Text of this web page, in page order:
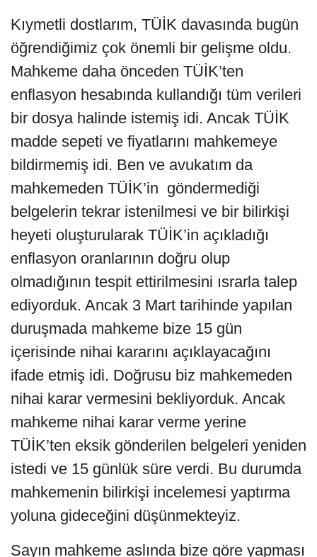
Kıymetli dostlarım, TÜİK davasında bugün
öğrendiğimiz çok önemli bir gelişme oldu.
Mahkeme daha önceden TÜİK’ten
enflasyon hesabında kullandığı tüm verileri
bir dosya halinde istemiş idi. Ancak TÜİK
madde sepeti ve fiyatlarını mahkemeye
bildirmemiş idi. Ben ve avukatım da
mahkemeden TÜİK’in göndermediği
belgelerin tekrar istenilmesi ve bir bilirkişi
heyeti oluşturularak TÜİK’in açıkladığı
enflasyon oranlarının doğru olup
olmadığının tespit ettirilmesini ısrarla talep
ediyorduk. Ancak 3 Mart tarihinde yapılan
duruşmada mahkeme bize 15 gün
içerisinde nihai kararını açıklayacağını
ifade etmiş idi. Doğrusu biz mahkemeden
nihai karar vermesini bekliyorduk. Ancak
mahkeme nihai karar verme yerine
TÜİK’ten eksik gönderilen belgeleri yeniden
istedi ve 15 günlük süre verdi. Bu durumda
mahkemenin bilirkişi incelemesi yaptırma
yoluna gideceğini düşünmekteyiz.
Sayın mahkeme aslında bize göre yapması